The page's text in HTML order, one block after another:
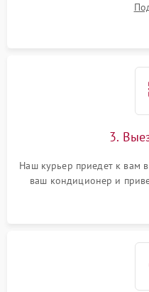
3.
Наш курьер приедет к вам
ваш кондиционер и